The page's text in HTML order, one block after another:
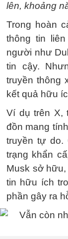
lên, khoảng
Trong hoàn
thông tin
người như
tin cậy.
truyền thông
kết quả hữu
Ví dụ trên X,
đồn mang
truyền tự do.
trạng khẩn
Musk sở
tin hữu ích
phần gây ra